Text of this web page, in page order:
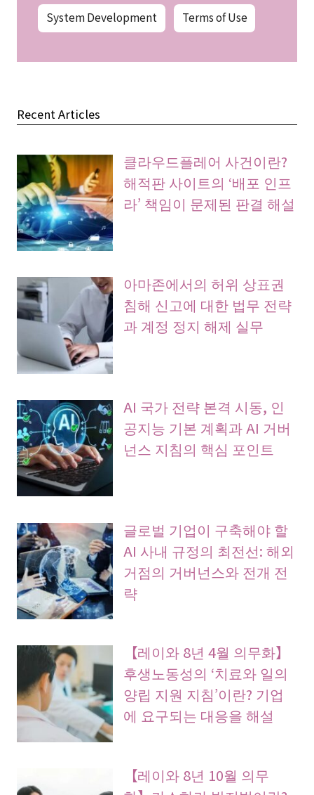
System Development Terms of Use
Recent Articles
클라우드플레어 사건이란?
해적판 사이트의 ‘배포 인프
라’ 책임이 문제된 판결 해설
아마존에서의 허위 상표권
침해 신고에 대한 법무 전략
과 계정 정지 해제 실무
AI 국가 전략 본격 시동, 인
공지능 기본 계획과 AI 거버
넌스 지침의 핵심 포인트
글로벌 기업이 구축해야 할
AI 사내 규정의 최전선: 해외
거점의 거버넌스와 전개 전
략
【레이와 8년 4월 의무화】
후생노동성의 ‘치료와 일의
양립 지원 지침’이란? 기업
에 요구되는 대응을 해설
【레이와 8년 10월 의무